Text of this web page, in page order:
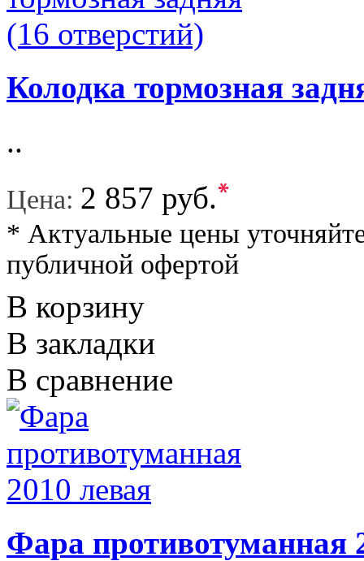
Колодка тормозная
..
Цена: 2 857 руб.*
* Актуальные цены
публичной офертой
В корзину
В закладки
В сравнение
Фара противотуманная